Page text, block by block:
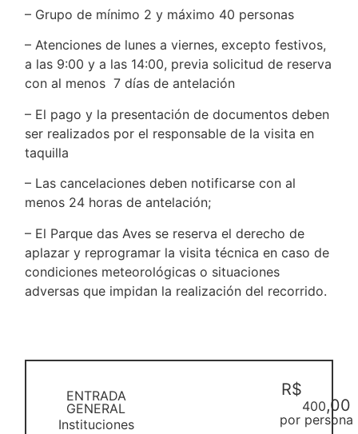
– Grupo de mínimo 2 y máximo 40 personas
– Atenciones de lunes a viernes, excepto festivos,
a las 9:00 y a las 14:00, previa solicitud de reserva
con al menos 7 días de antelación
– El pago y la presentación de documentos deben
ser realizados por el responsable de la visita en
taquilla
– Las cancelaciones deben notificarse con al
menos 24 horas de antelación;
– El Parque das Aves se reserva el derecho de
aplazar y reprogramar la visita técnica en caso de
condiciones meteorológicas o situaciones
adversas que impidan la realización del recorrido.
ENTRADA
GENERAL
Instituciones
R$
400,00
por persona